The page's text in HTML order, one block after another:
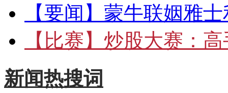
【要闻】 蒙牛联姻雅
【比赛】 炒股大赛：高
新闻热搜词